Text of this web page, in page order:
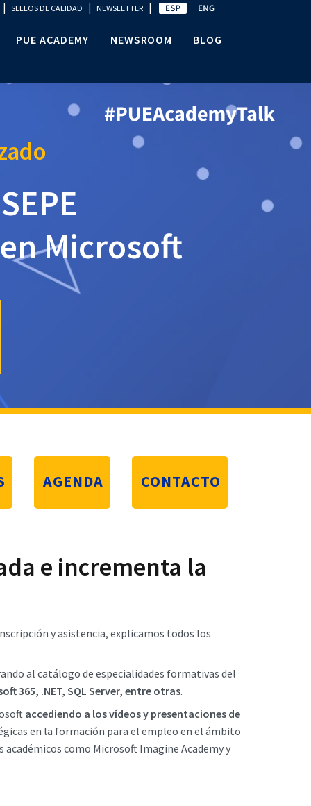
| SELLOS DE CALIDAD | NEWSLETTER |
PUE ACADEMY NEWSROOM BLOG
Microsoft
AGENDA CONTACTO
e incrementa la
y asistencia, explicamos todos los
al catálogo de especialidades formativas del
365, .NET, SQL Server, entre otras.
accediendo a los vídeos y presentaciones de
en la formación para el empleo en el ámbito
como Microsoft Imagine Academy y